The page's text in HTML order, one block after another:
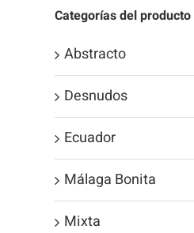
Categorías del producto
Abstracto
Desnudos
Ecuador
Málaga Bonita
Mixta